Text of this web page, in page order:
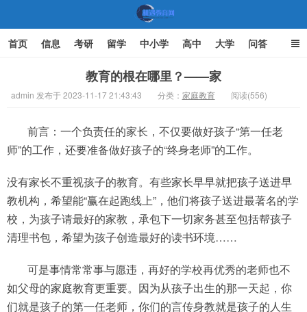
首页 信息 考研 留学 中小学 高中 大学 问答
教育的根在哪里？——家
admin 发布于 2023-11-17 21:43:43 分类： 家庭教育 阅读(556)
前言：一个负责任的家长，不仅要做好孩子“第一任老
师”的工作，还要准备做好孩子的“终身老师”的工作。
没有家长不重视孩子的教育。有些家长早早就把孩子送进早
教机构，希望能“赢在起跑线上”，他们将孩子送进最著名的学
校，为孩子请最好的家教，承包下一切家务甚至包括帮孩子
清理书包，希望为孩子创造最好的读书环境……
可是事情常常事与愿违，再好的学校再优秀的老师也不
如父母的家庭教育更重要。因为从孩子出生的那一天起，你
们就是孩子的第一任老师，你们的言传身教就是孩子的人生